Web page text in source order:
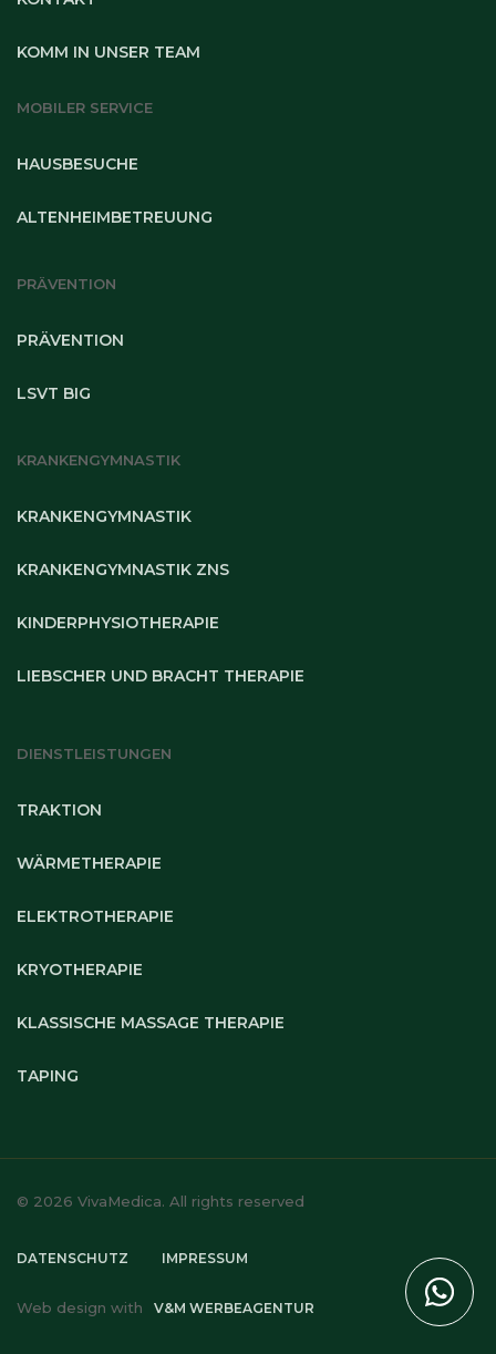
KOMM IN UNSER TEAM
MOBILER SERVICE
HAUSBESUCHE
ALTENHEIMBETREUUNG
PRÄVENTION
PRÄVENTION
LSVT BIG
KRANKENGYMNASTIK
KRANKENGYMNASTIK
KRANKENGYMNASTIK ZNS
KINDERPHYSIOTHERAPIE
LIEBSCHER UND BRACHT THERAPIE
DIENSTLEISTUNGEN
TRAKTION
WÄRMETHERAPIE
ELEKTROTHERAPIE
KRYOTHERAPIE
KLASSISCHE MASSAGE THERAPIE
TAPING
© 2026 VivaMedica. All rights reserved
DATENSCHUTZ IMPRESSUM
Web design with V&M WERBEAGENTUR